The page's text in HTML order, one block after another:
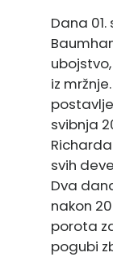
Dana
iz
svibnja
svih
Dva
nakon
porota
pogubi